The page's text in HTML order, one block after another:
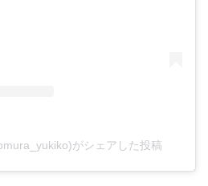
がシェアした投稿